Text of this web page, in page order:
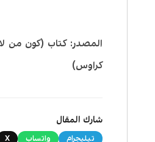
المصدر: كتاب (كون من
كراوس)
شارك المقال
تيليجرام واتساب X